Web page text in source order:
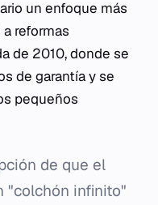
un enfoque más
reformas
de 2010, donde se
de garantía y se
pequeños
de que el
"colchón infinito"